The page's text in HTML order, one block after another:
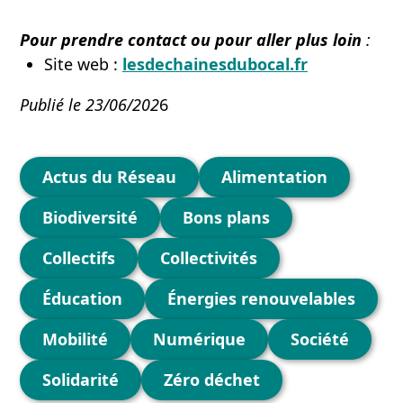
Pour prendre contact ou pour aller plus loin :
Site web : lesdechainesdubocal.fr
Publié le 23/06/2026
Catégories
Actus du Réseau
Alimentation
Biodiversité
Bons plans
Collectifs
Collectivités
Éducation
Énergies renouvelables
Mobilité
Numérique
Société
Solidarité
Zéro déchet